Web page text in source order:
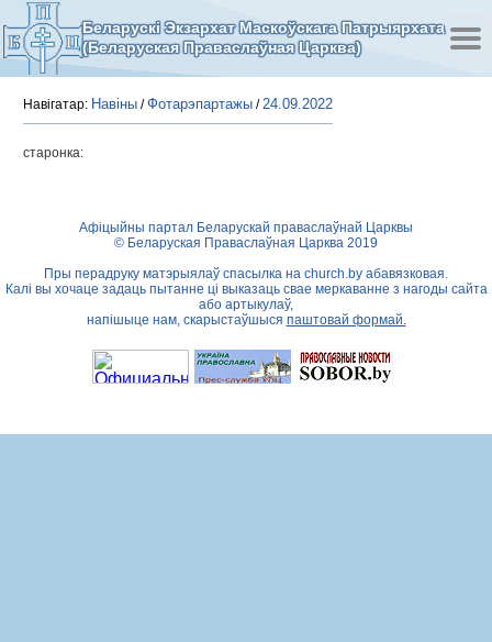
Беларускі Экзархат Маскоўскага Патрыярхата
(Беларуская Праваслаўная Царква)
Навігатар: Навіны /Фотарэпартажы /24.09.2022
старонка:
Афіцыйны партал Беларускай праваслаўнай Царквы
© Беларуская Праваслаўная Царква 2019
Пры перадруку матэрыялаў спасылка на church.by абавязковая.
Калі вы хочаце задаць пытанне ці выказаць свае меркаванне з нагоды сайта
або артыкулаў,
напішыце нам, скарыстаўшыся паштовай формай.